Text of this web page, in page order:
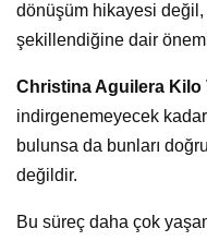
dönüşüm hikayesi değil,
şekillendiğine dair
Christina Aguilera Kilo
indirgenemeyecek kadar
bulunsa da bunları
değildir.
Bu süreç daha çok